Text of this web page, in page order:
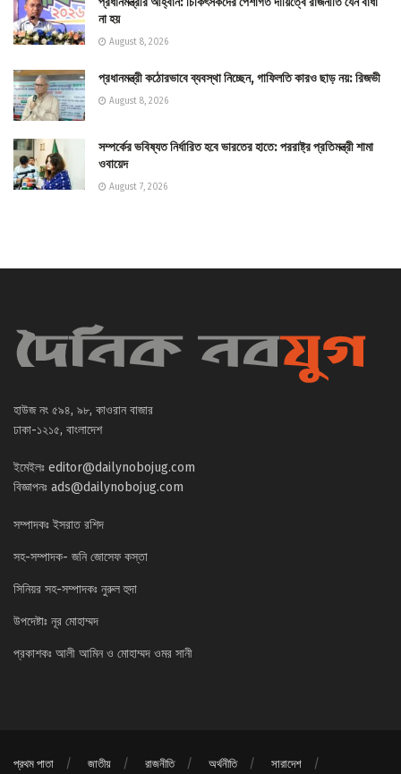
না হয়
August 8, 2026
প্রধানমন্ত্রী কঠোরভাবে ব্যবস্থা নিচ্ছেন, গাফিলতি কারও ছাড় নয়: রিজভী
August 8, 2026
সম্পর্কের ভবিষ্যত নির্ধারিত হবে ভারতের হাতে: পররাষ্ট্র প্রতিমন্ত্রী শামা
ওবায়েদ
August 7, 2026
হাউজ নং ৫৯৪, ৯৮, কাওরান বাজার
ঢাকা-১২১৫, বাংলাদেশ
ইমেইলঃ editor@dailynobojug.com
বিজ্ঞাপনঃ ads@dailynobojug.com
সম্পাদকঃ ইসরাত রশিদ
সহ-সম্পাদক- জনি জোসেফ কস্তা
সিনিয়র সহ-সম্পাদকঃ নুরুল হুদা
উপদেষ্টাঃ নূর মোহাম্মদ
প্রকাশকঃ আলী আমিন ও মোহাম্মদ ওমর সানী
প্রথম পাতা জাতীয় রাজনীতি অর্থনীতি সারাদেশ